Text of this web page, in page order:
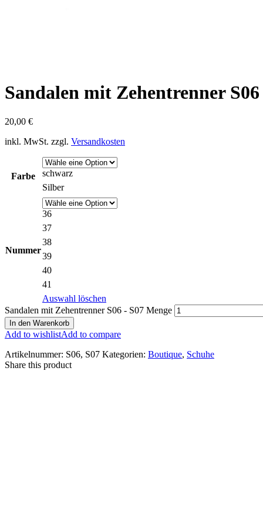
Sandalen mit Zehentrenner S06
20,00 €
inkl. MwSt. zzgl. Versandkosten
Farbe
schwarz
Silber
Nummer
36
37
38
39
40
41
Auswahl löschen
Sandalen mit Zehentrenner S06 - S07 Menge
In den Warenkorb
Add to wishlistAdd to compare
Artikelnummer: S06, S07 Kategorien: Boutique, Schuhe
Share this product